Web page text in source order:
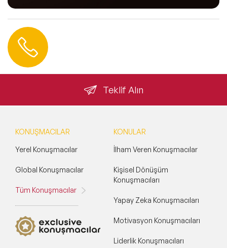
Teklif Alın
KONUŞMACILAR
Yerel Konuşmacılar
Global Konuşmacılar
Tüm Konuşmacılar
KONULAR
İlham Veren Konuşmacılar
Kişisel Dönüşüm
Konuşmacıları
Yapay Zeka Konuşmacıları
Motivasyon Konuşmacıları
Liderlik Konuşmacıları